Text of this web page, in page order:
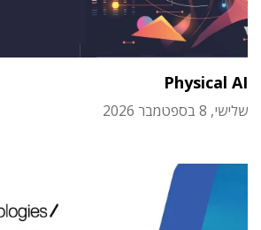
Physical AI
שלישי, 8 בספטמבר 2026